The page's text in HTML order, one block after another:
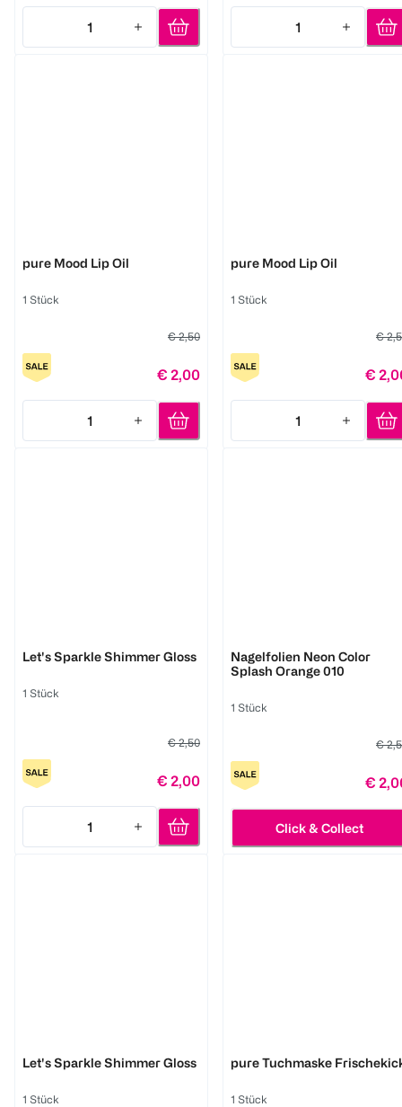
1
Quantity: 1
1
Quantity: 1
pure Mood Lip Oil
1 Stück
€ 2,50
€ 2,00
1
Quantity: 1
pure Mood Lip Oil
1 Stück
€
€
1
Quantity: 1
Let's Sparkle Shimmer Gloss
1 Stück
€ 2,50
€ 2,00
1
Quantity: 1
Nagelfolien Neon Color
Splash Orange 010
1 Stück
€
€
Click & Collect
Let's Sparkle Shimmer Gloss
1 Stück
pure Tuchmaske
1 Stück